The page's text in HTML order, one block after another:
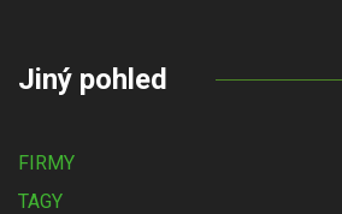
Jiný pohled
FIRMY
TAGY